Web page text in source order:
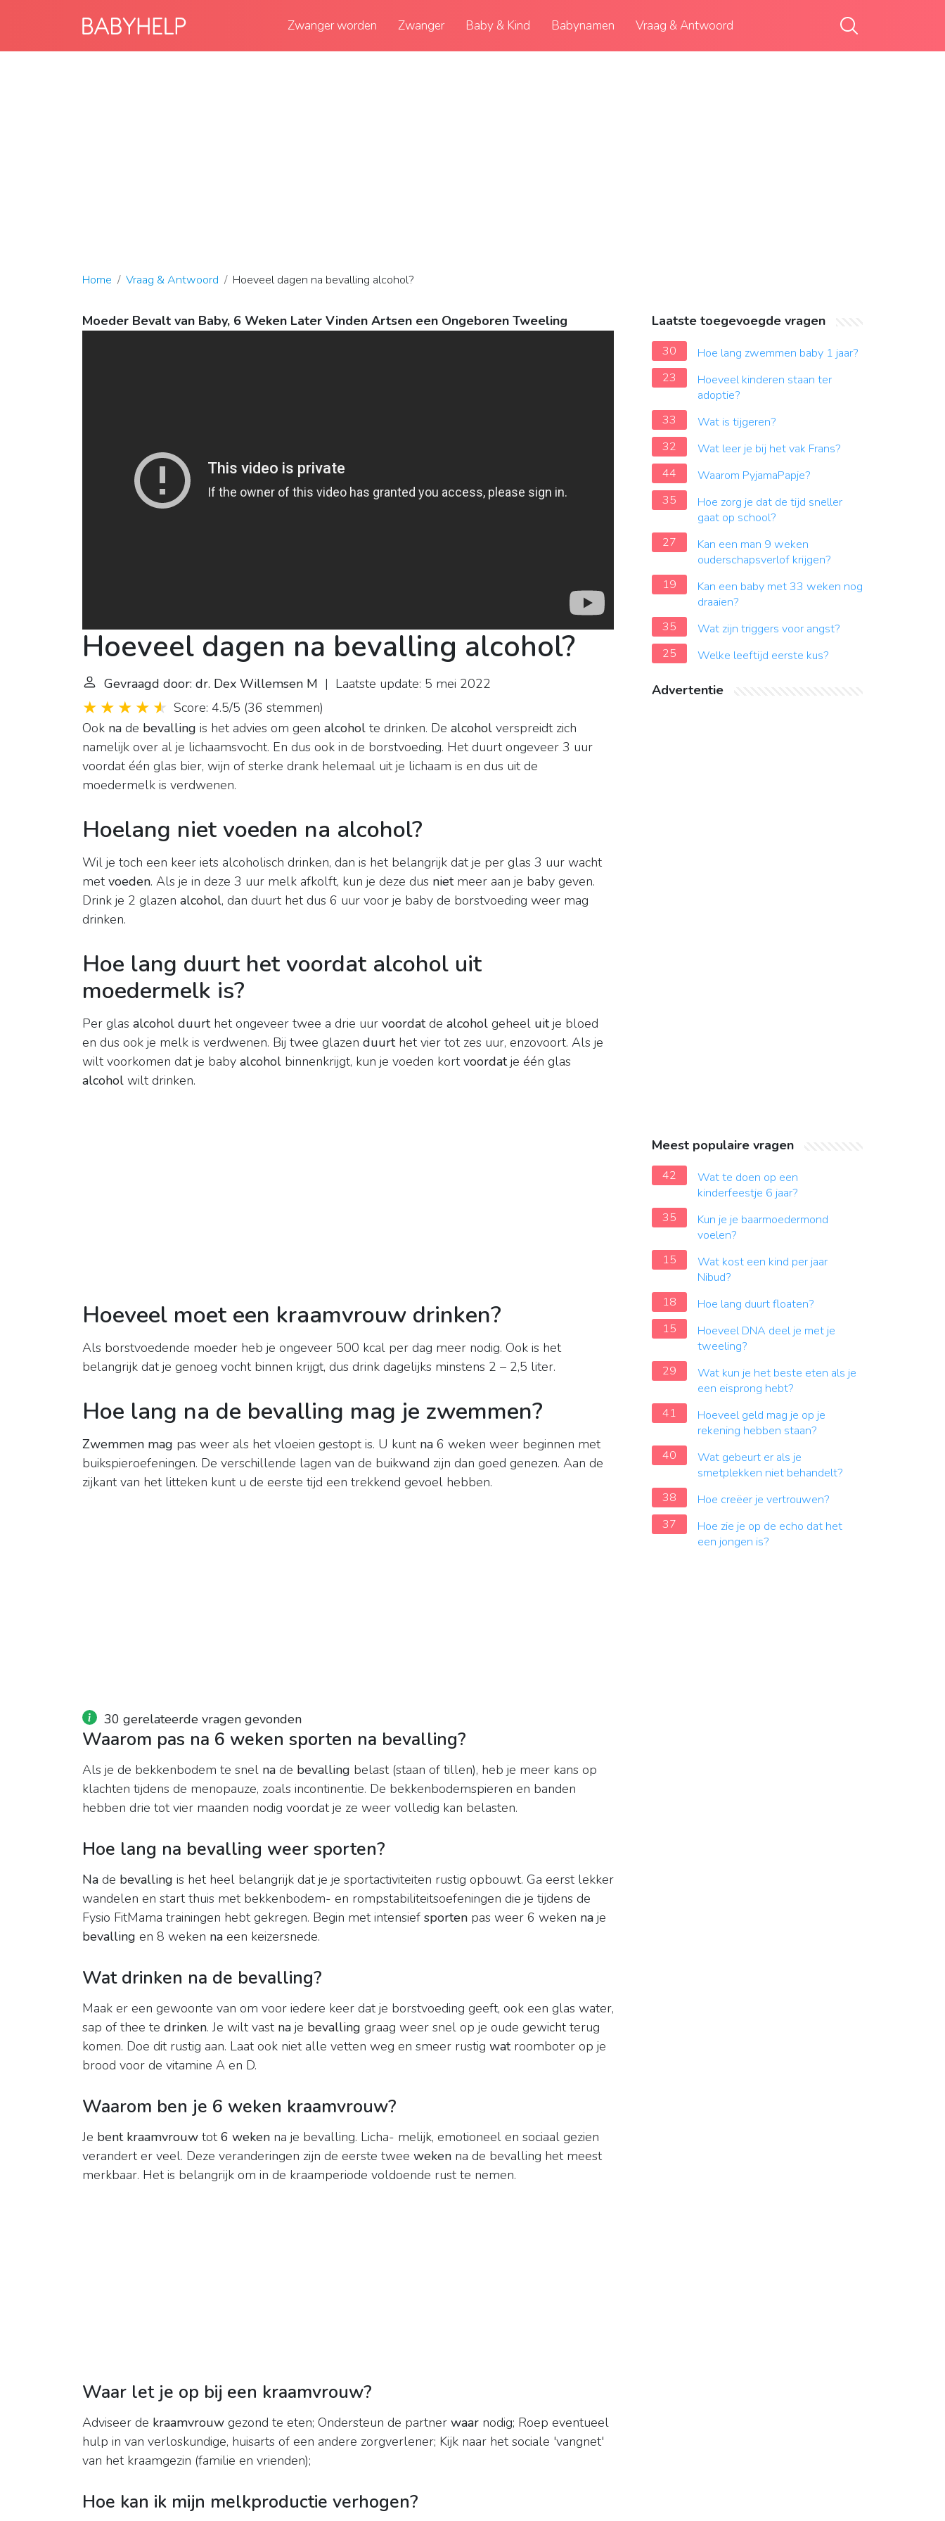
Zwanger worden Zwanger Baby & Kind Babynamen Vraag & Antwoord
Home Vraag & Antwoord Hoeveel dagen na bevalling alcohol?
Moeder Bevalt van Baby, 6 Weken Later Vinden Artsen een Ongeboren Tweeling
Hoeveel dagen na bevalling alcohol?
Gevraagd door: dr. Dex Willemsen M | Laatste update: 5 mei 2022
Score: 4.5/5 (36 stemmen)
Ook na de bevalling is het advies om geen alcohol te drinken. De alcohol verspreidt zich
namelijk over al je lichaamsvocht. En dus ook in de borstvoeding. Het duurt ongeveer 3 uur
voordat één glas bier, wijn of sterke drank helemaal uit je lichaam is en dus uit de
moedermelk is verdwenen.
Hoelang niet voeden na alcohol?
Wil je toch een keer iets alcoholisch drinken, dan is het belangrijk dat je per glas 3 uur wacht
metvoeden. Als je in deze 3 uur melk afkolft, kun je deze dus nietmeer aan je baby geven.
Drink je 2 glazen alcohol, dan duurt het dus 6 uur voor je baby de borstvoeding weer mag
drinken.
Hoe lang duurt het voordat alcohol uit
moedermelk is?
Per glas alcohol duurthet ongeveer twee a drie uur voordatde alcohol geheel uitje bloed
en dus ook je melk is verdwenen. Bij twee glazen duurthet vier tot zes uur, enzovoort. Als je
wilt voorkomen dat je baby alcohol binnenkrijgt, kun je voeden kortvoordatje één glas
alcohol wilt drinken.
Hoeveel moet een kraamvrouw drinken?
Als borstvoedende moeder heb je ongeveer 500 kcal per dag meer nodig. Ook is het
belangrijk dat je genoeg vocht binnen krijgt, dus drink dagelijks minstens 2 – 2,5 liter.
Hoe lang na de bevalling mag je zwemmen?
Zwemmen mag pas weer als het vloeien gestopt is. U kunt na 6 weken weer beginnen met
buikspieroefeningen. De verschillende lagen van de buikwand zijn dan goed genezen. Aan de
zijkant van het litteken kunt u de eerste tijd een trekkend gevoel hebben.
30 gerelateerde vragen gevonden
Waarom pas na 6 weken sporten na bevalling?
Als je de bekkenbodem te snel na de bevalling belast (staan of tillen), heb je meer kans op
klachten tijdens de menopauze, zoals incontinentie. De bekkenbodemspieren en banden
hebben drie tot vier maanden nodig voordat je ze weer volledig kan belasten.
Hoe lang na bevalling weer sporten?
Na de bevalling is het heel belangrijk dat je je sportactiviteiten rustig opbouwt. Ga eerst lekker
wandelen en start thuis met bekkenbodem- en rompstabiliteitsoefeningen die je tijdens de
Fysio FitMama trainingen hebt gekregen. Begin met intensief sporten pas weer 6 weken na je
bevalling en 8 weken na een keizersnede.
Wat drinken na de bevalling?
Maak er een gewoonte van om voor iedere keer dat je borstvoeding geeft, ook een glas water,
sap of thee te drinken. Je wilt vast na je bevalling graag weer snel op je oude gewicht terug
komen. Doe dit rustig aan. Laat ook niet alle vetten weg en smeer rustig watroomboter op je
brood voor de vitamine A en D.
Waarom ben je 6 weken kraamvrouw?
Je bent kraamvrouw tot6 weken na je bevalling. Licha- melijk, emotioneel en sociaal gezien
verandert er veel. Deze veranderingen zijn de eerste twee weken na de bevalling het meest
merkbaar. Het is belangrijk om in de kraamperiode voldoende rust te nemen.
Waar let je op bij een kraamvrouw?
Adviseer de kraamvrouw gezond te eten; Ondersteun de partner waar nodig; Roep eventueel
hulp in van verloskundige, huisarts of een andere zorgverlener; Kijk naar het sociale 'vangnet'
van het kraamgezin (familie en vrienden);
Hoe kan ik mijn melkproductie verhogen?
Laatste toegevoegde vragen
30
Hoe lang zwemmen baby 1 jaar?
23
Hoeveel kinderen staan ter
adoptie?
33
Wat is tijgeren?
32
Wat leer je bij het vak Frans?
44
Waarom PyjamaPapje?
35
Hoe zorg je dat de tijd sneller
gaat op school?
27
Kan een man 9 weken
ouderschapsverlof krijgen?
19
Kan een baby met 33 weken nog
draaien?
35
Wat zijn triggers voor angst?
25
Welke leeftijd eerste kus?
Advertentie
Meest populaire vragen
42
Wat te doen op een
kinderfeestje 6 jaar?
35
Kun je je baarmoedermond
voelen?
15
Wat kost een kind per jaar
Nibud?
18
Hoe lang duurt floaten?
15
Hoeveel DNA deel je met je
tweeling?
29
Wat kun je het beste eten als je
een eisprong hebt?
41
Hoeveel geld mag je op je
rekening hebben staan?
40
Wat gebeurt er als je
smetplekken niet behandelt?
38
Hoe creëer je vertrouwen?
37
Hoe zie je op de echo dat het
een jongen is?